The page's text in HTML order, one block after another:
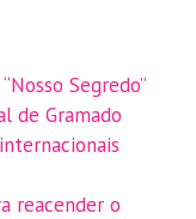
Segredo”
de Gramado
reacender o